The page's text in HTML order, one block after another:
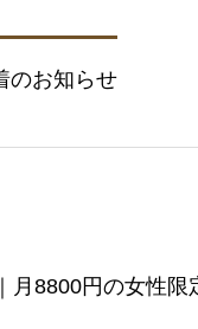
のお知らせ
月8800円の女性